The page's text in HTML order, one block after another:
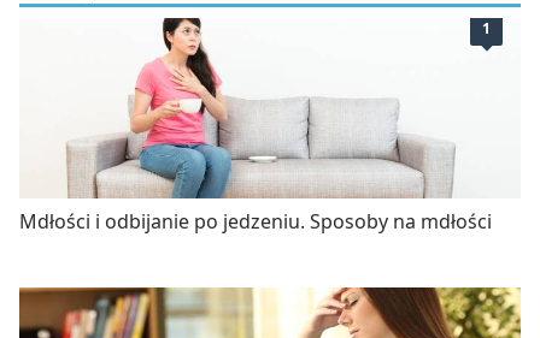
1
Mdłości i odbijanie po jedzeniu. Sposoby na mdłości